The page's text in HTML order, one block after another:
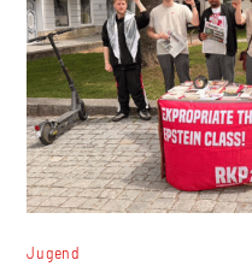
Jugend